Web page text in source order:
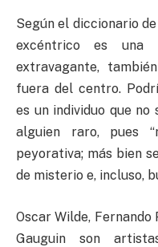
Según el diccionario
excéntrico es una
extravagante,
fuera del centro.
es un individuo que
alguien raro, pues
peyorativa; más bien
de misterio e, incluso,
Oscar Wilde, Fernando
Gauguin son